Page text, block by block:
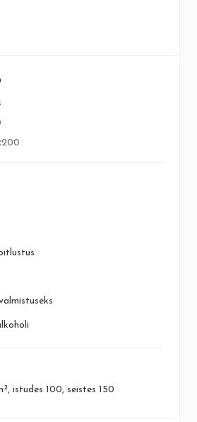
200
istudes 100, seistes 150